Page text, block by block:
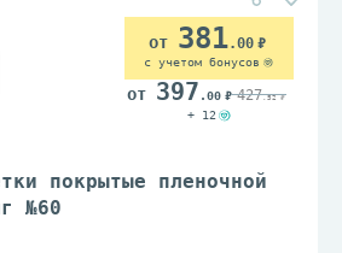
покрытые пленочной
№60
381.00
с учетом бонусов
397 .00 427.52
+ 12